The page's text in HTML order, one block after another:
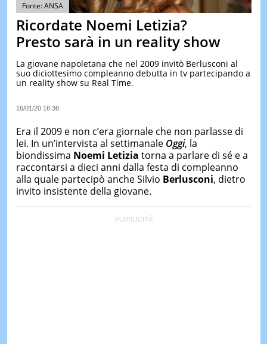
&
TEST
LE
LE
IERI
Fonte: ANSA
Ricordate Noemi Letizia?
Presto sarà in un reality show
La giovane napoletana che nel 2009 invitò Berlusconi al
suo diciottesimo compleanno debutta in tv partecipando a
un reality show su Real Time.
16/01/20 16:36
Era il 2009 e non c’era giornale che non parlasse di
lei. In un’intervista al settimanale Oggi, la
biondissima Noemi Letizia torna a parlare di sé e a
raccontarsi a dieci anni dalla festa di compleanno
alla quale partecipò anche Silvio Berlusconi, dietro
invito insistente della giovane.